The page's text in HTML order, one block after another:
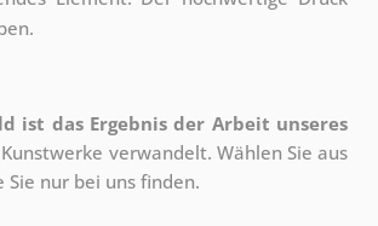
ist das Ergebnis der Arbeit unseres
verwandelt. Wählen Sie aus
nur bei uns finden.